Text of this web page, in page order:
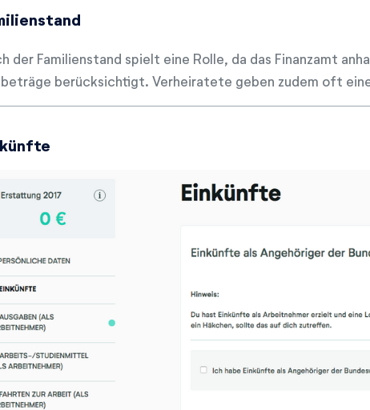
der Familienstand spielt eine Rolle, da das Finanzamt
berücksichtigt. Verheiratete geben zudem oft